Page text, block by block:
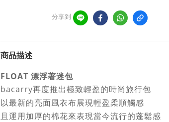
分享到
商品描述
FLOAT 漂浮著迷包
bacarry再度推出極致輕盈的時尚旅行包
以最新的亮面風衣布展現輕盈柔順觸感
且運用加厚的棉花來表現當今流行的蓬鬆感